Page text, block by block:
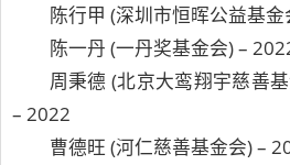
陈行甲 (深圳市恒晖公益基
陈一丹 (一丹奖基金会) –
周秉德 (北京大鸾翔宇慈善
– 2022
曹德旺 (河仁慈善基金会) –